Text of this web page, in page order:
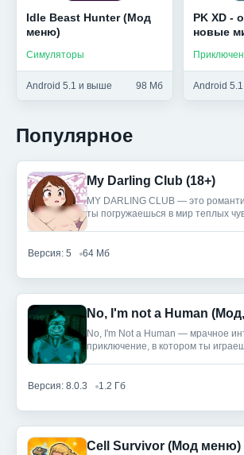
Idle Beast Hunter (Мод
меню)
Симуляторы
Android 5.1 и выше 98 Мб
PK XD -
новые
Android
Популярное
My Darling Club (18+)
MY DARLING CLUB — это
ты погружаешься в мир теплых
Версия: 5 64 Мб
No, I'm not a Human
No, I'm Not a Human — мрачное
приключение, в котором ты
Версия: 8.0.3 1.2 Гб
Cell Survivor (Мод меню)